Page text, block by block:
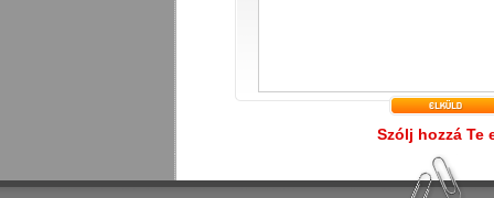
Szólj hozzá Te